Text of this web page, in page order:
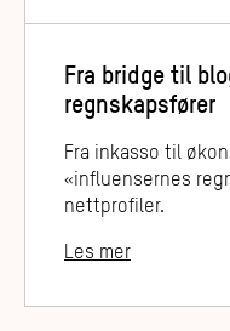
Fra bridge til
regnskapsfører
Fra inkasso til
«influensernes
nettprofiler.
Les mer